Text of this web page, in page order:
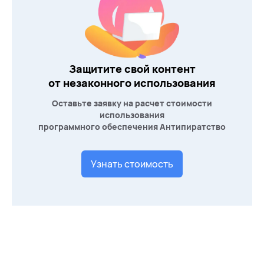
Защитите свой контент
от незаконного использования
Оставьте заявку на расчет стоимости
использования
программного обеспечения Антипиратство
Узнать стоимость